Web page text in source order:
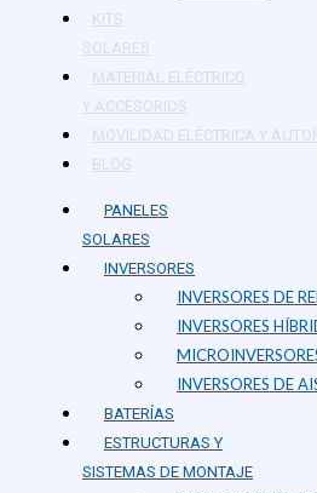
KITS
SOLARES
MATERIAL ELÉCTRICO
Y ACCESORIOS
MOVILIDAD ELÉCTRICA Y
BLOG
PANELES
SOLARES
INVERSORES
INVERSORES DE
INVERSORES
INVERSORES DE
BATERÍAS
ESTRUCTURAS Y
SISTEMAS DE MONTAJE